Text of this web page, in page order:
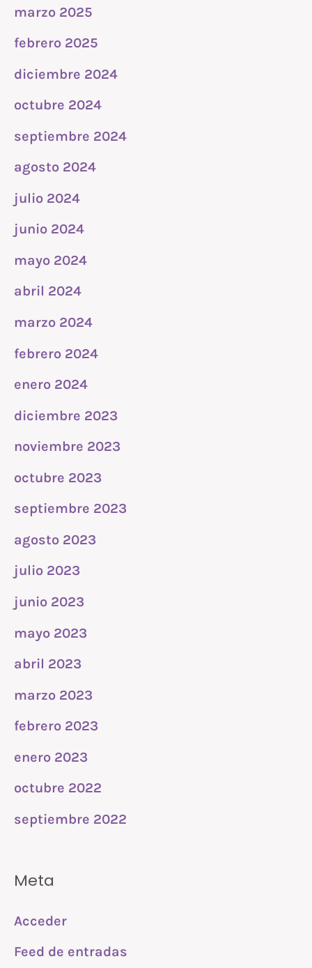
marzo 2025
febrero 2025
diciembre 2024
octubre 2024
septiembre 2024
agosto 2024
julio 2024
junio 2024
mayo 2024
abril 2024
marzo 2024
febrero 2024
enero 2024
diciembre 2023
noviembre 2023
octubre 2023
septiembre 2023
agosto 2023
julio 2023
junio 2023
mayo 2023
abril 2023
marzo 2023
febrero 2023
enero 2023
octubre 2022
septiembre 2022
Meta
Acceder
Feed de entradas